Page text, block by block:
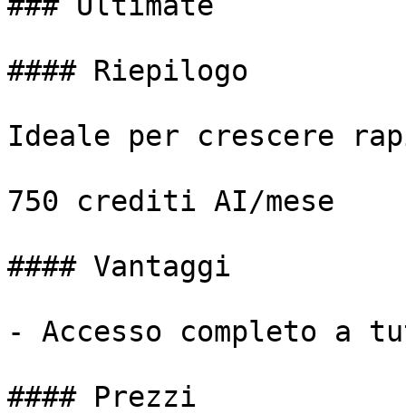
#### Riepilogo
Ideale per crescere
750 crediti AI/mese
#### Vantaggi
- Accesso completo a
#### Prezzi